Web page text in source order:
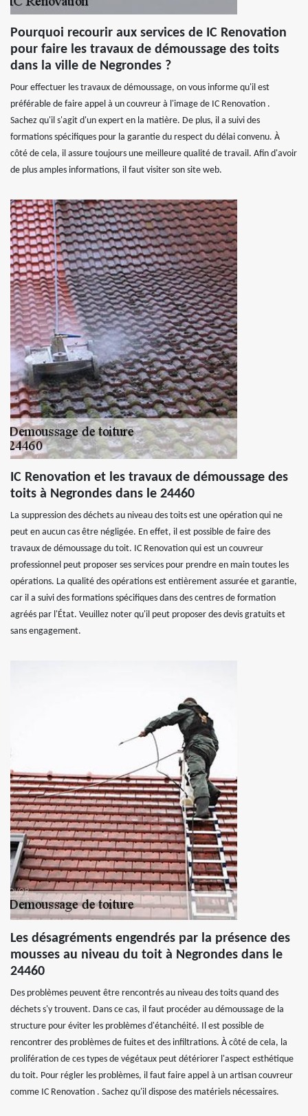
Pourquoi recourir aux services de IC Renovation
pour faire les travaux de démoussage des toits
dans la ville de Negrondes ?
Pour effectuer les travaux de démoussage, on vous informe qu'il est
préférable de faire appel à un couvreur à l'image de IC Renovation .
Sachez qu'il s'agit d'un expert en la matière. De plus, il a suivi des
formations spécifiques pour la garantie du respect du délai convenu. À
côté de cela, il assure toujours une meilleure qualité de travail. Afin d'avoir
de plus amples informations, il faut visiter son site web.
IC Renovation et les travaux de démoussage des
toits à Negrondes dans le 24460
La suppression des déchets au niveau des toits est une opération qui ne
peut en aucun cas être négligée. En effet, il est possible de faire des
travaux de démoussage du toit. IC Renovation qui est un couvreur
professionnel peut proposer ses services pour prendre en main toutes les
opérations. La qualité des opérations est entièrement assurée et garantie,
car il a suivi des formations spécifiques dans des centres de formation
agréés par l'État. Veuillez noter qu'il peut proposer des devis gratuits et
sans engagement.
Les désagréments engendrés par la présence des
mousses au niveau du toit à Negrondes dans le
24460
Des problèmes peuvent être rencontrés au niveau des toits quand des
déchets s'y trouvent. Dans ce cas, il faut procéder au démoussage de la
structure pour éviter les problèmes d'étanchéité. Il est possible de
rencontrer des problèmes de fuites et des infiltrations. À côté de cela, la
prolifération de ces types de végétaux peut détériorer l'aspect esthétique
du toit. Pour régler les problèmes, il faut faire appel à un artisan couvreur
comme IC Renovation . Sachez qu'il dispose des matériels nécessaires.